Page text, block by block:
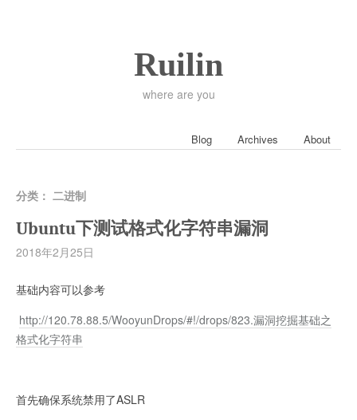
Ruilin
where are you
Blog Archives About
分类： 二进制
Ubuntu下测试格式化字符串漏洞
2018年2月25日
基础内容可以参考
http://120.78.88.5/WooyunDrops/#!/drops/823.漏洞挖掘基础之
格式化字符串
首先确保系统禁用了ASLR